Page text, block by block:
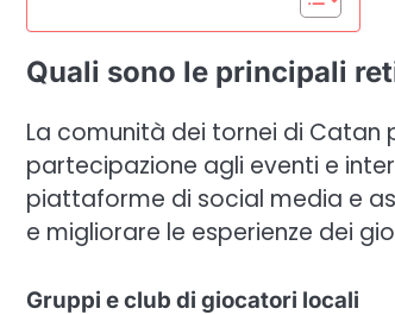
Quali sono le principali
La comunità dei tornei di Catan
partecipazione agli eventi e
piattaforme di social media e
e migliorare le esperienze dei
Gruppi e club di giocatori locali